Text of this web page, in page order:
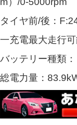
タイヤ前/後：
一充電最大走行
バッテリー種類
総電力量：